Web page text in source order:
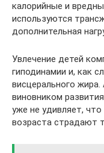
калорийные и
используются
дополнительная
Увлечение детей
гиподинамии и, как
висцерального
виновником
уже не удивляет,
возраста страдают